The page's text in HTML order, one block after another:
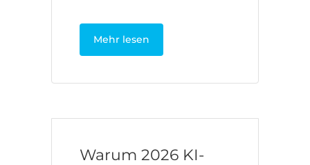
Mehr lesen
Warum 2026 KI-